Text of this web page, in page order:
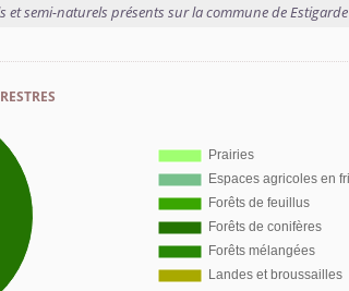
et semi-naturels présents sur la commune de Estigarde